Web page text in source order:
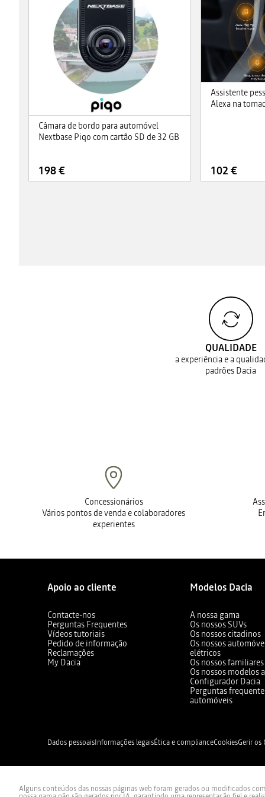
Câmara de bordo para automóvel
Nextbase Piqo com cartão SD de 32 GB
198 €
Assistente
Alexa na
102 €
QUALIDADE
a experiência e a
padrões Dacia
Concessionários
Vários pontos de venda e colaboradores
experientes
Apoio ao cliente
Contacte-nos
Perguntas Frequentes
Vídeos tutoriais
Pedido de informação
Reclamações
My Dacia
Modelos Dacia
A nossa gama
Os nossos SUVs
Os nossos citadinos
Os nossos
elétricos
Os nossos familiares
Os nossos modelos
Configurador Dacia
Perguntas
automóveis
Dados pessoaisInformações legaisÉtica e complianceCookiesGerir os
Alguns conteúdos das nossas páginas web foram gerados ou modificados